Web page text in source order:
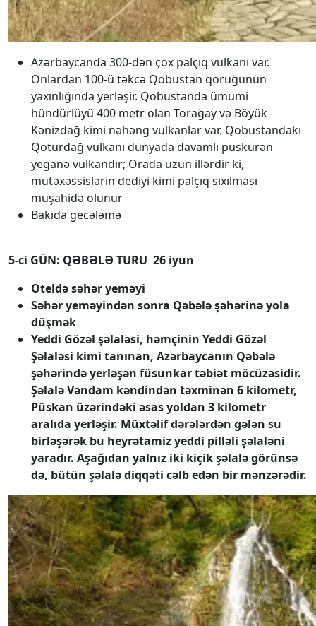
Azərbaycanda 300-dən çox palçıq vulkanı var.
Onlardan 100-ü təkcə Qobustan qoruğunun
yaxınlığında yerləşir. Qobustanda ümumi
hündürlüyü 400 metr olan Torağay və Böyük
Kənizdağ kimi nəhəng vulkanlar var. Qobustandakı
Qoturdağ vulkanı dünyada davamlı püskürən
yeganə vulkandır; Orada uzun illərdir ki,
mütəxəssislərin dediyi kimi palçıq sıxılması
müşahidə olunur
Bakıda gecələmə
5-ci GÜN: QƏBƏLƏ TURU 26 iyun
Oteldə səhər yeməyi
Səhər yeməyindən sonra Qəbələ şəhərinə yola
düşmək
Yeddi Gözəl şəlaləsi, həmçinin Yeddi Gözəl
Şəlaləsi kimi tanınan, Azərbaycanın Qəbələ
şəhərində yerləşən füsunkar təbiət möcüzəsidir.
Şəlalə Vəndam kəndindən təxminən 6 kilometr,
Püskan üzərindəki əsas yoldan 3 kilometr
aralıda yerləşir. Müxtəlif dərələrdən gələn su
birləşərək bu heyrətamiz yeddi pilləli şəlaləni
yaradır. Aşağıdan yalnız iki kiçik şəlalə görünsə
də, bütün şəlalə diqqəti cəlb edən bir mənzərədir.